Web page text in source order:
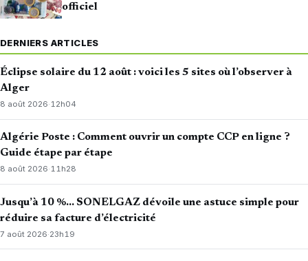
officiel
DERNIERS ARTICLES
Éclipse solaire du 12 août : voici les 5 sites où l’observer à
Alger
8 août 2026·12h04
Algérie Poste : Comment ouvrir un compte CCP en ligne ?
Guide étape par étape
8 août 2026·11h28
Jusqu’à 10 %… SONELGAZ dévoile une astuce simple pour
réduire sa facture d’électricité
7 août 2026·23h19